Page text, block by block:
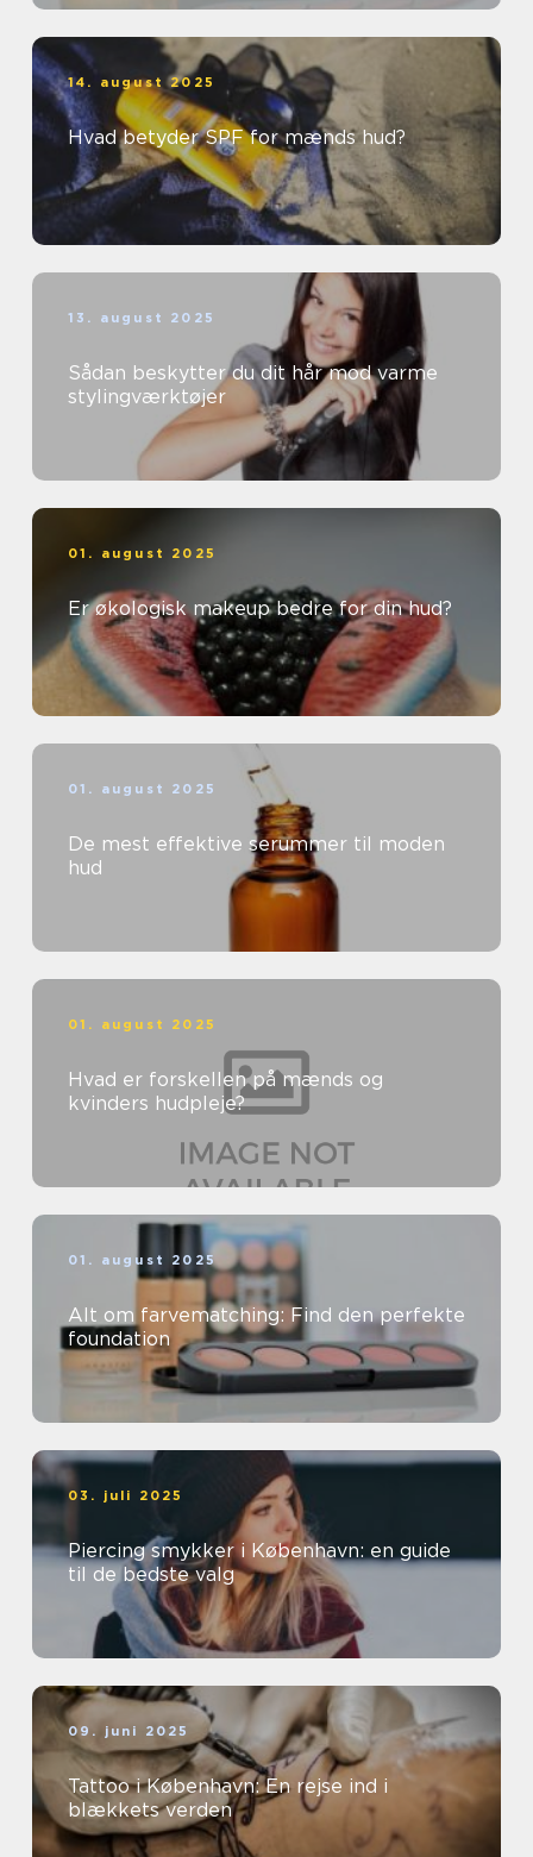
14. august 2025
Hvad betyder SPF for mænds hud?
13. august 2025
Sådan beskytter du dit hår mod varme
stylingværktøjer
01. august 2025
Er økologisk makeup bedre for din hud?
01. august 2025
De mest effektive serummer til moden
hud
01. august 2025
Hvad er forskellen på mænds og
kvinders hudpleje?
01. august 2025
Alt om farvematching: Find den perfekte
foundation
03. juli 2025
Piercing smykker i København: en guide
til de bedste valg
09. juni 2025
Tattoo i København: En rejse ind i
blækkets verden